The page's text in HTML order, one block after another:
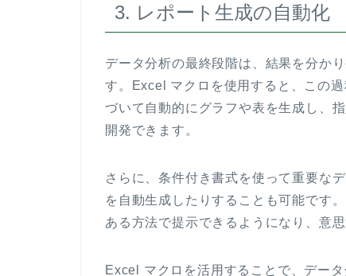
3. レポート生成の自動化
データ分析の最終段階は、結果を分か
す。Excel マクロを使用すると、この
づいて自動的にグラフや表を生成し、
開発できます。
さらに、条件付き書式を使って重要な
を自動生成したりすることも可能です
ある方法で提示できるようになり、意
Excel マクロを活用することで、デー